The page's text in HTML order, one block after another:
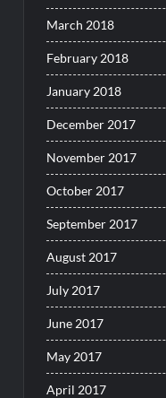
March 2018
February 2018
January 2018
December 2017
November 2017
October 2017
September 2017
August 2017
July 2017
June 2017
May 2017
April 2017